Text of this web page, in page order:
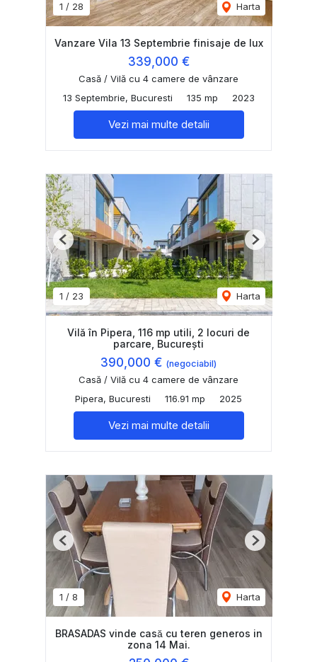
1 / 28 Harta
Vanzare Vila 13 Septembrie finisaje de lux
339,000 €
Casă / Vilă cu 4 camere de vânzare
13 Septembrie, Bucuresti
135 mp 2023
Vezi mai multe detalii
1 / 23 Harta
Previous Next
Vilă în Pipera, 116 mp utili, 2 locuri de
parcare, București
390,000 € (negociabil)
Casă / Vilă cu 4 camere de vânzare
Pipera, Bucuresti
116.91 mp 2025
Vezi mai multe detalii
1 / 8 Harta
Previous Next
BRASADAS vinde casă cu teren generos in
zona 14 Mai.